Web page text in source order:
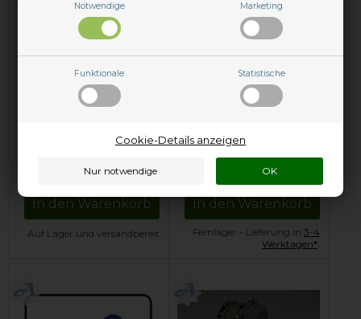
Notwendige Marketing
Funktionale Statistische
Cookie-Details anzeigen
185,95 EUR
In den Warenkorb
Auf Lager und versandbereit
Geschirrspüler
184,09
In den Warenkorb
Fernlager - Lieferung in 3-4
Werktagen*